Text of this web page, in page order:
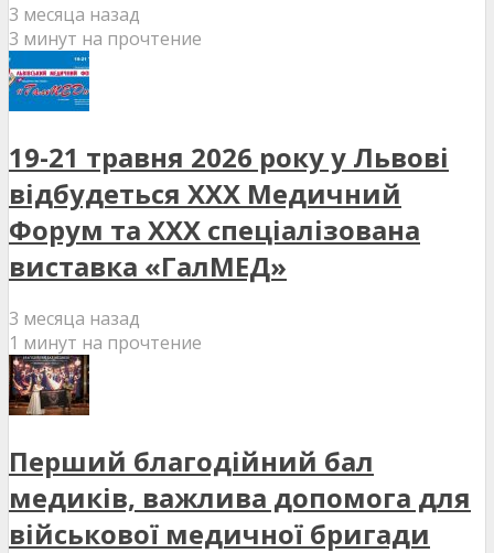
3 месяца назад
3 минут на прочтение
19-21 травня 2026 року у Львові
відбудеться XXX Медичний
Форум та XXX спеціалізована
виставка «ГалМЕД»
3 месяца назад
1 минут на прочтение
Перший благодійний бал
медиків, важлива допомога для
військової медичної бригади